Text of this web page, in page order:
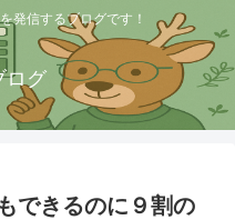
発信するブログです！
ログ
できるのに９割の